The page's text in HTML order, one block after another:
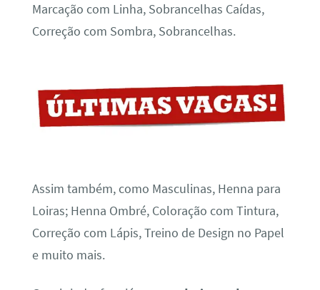
Marcação com Linha, Sobrancelhas Caídas,
Correção com Sombra, Sobrancelhas.
Assim também, como Masculinas, Henna para
Loiras; Henna Ombré, Coloração com Tintura,
Correção com Lápis, Treino de Design no Papel
e muito mais.